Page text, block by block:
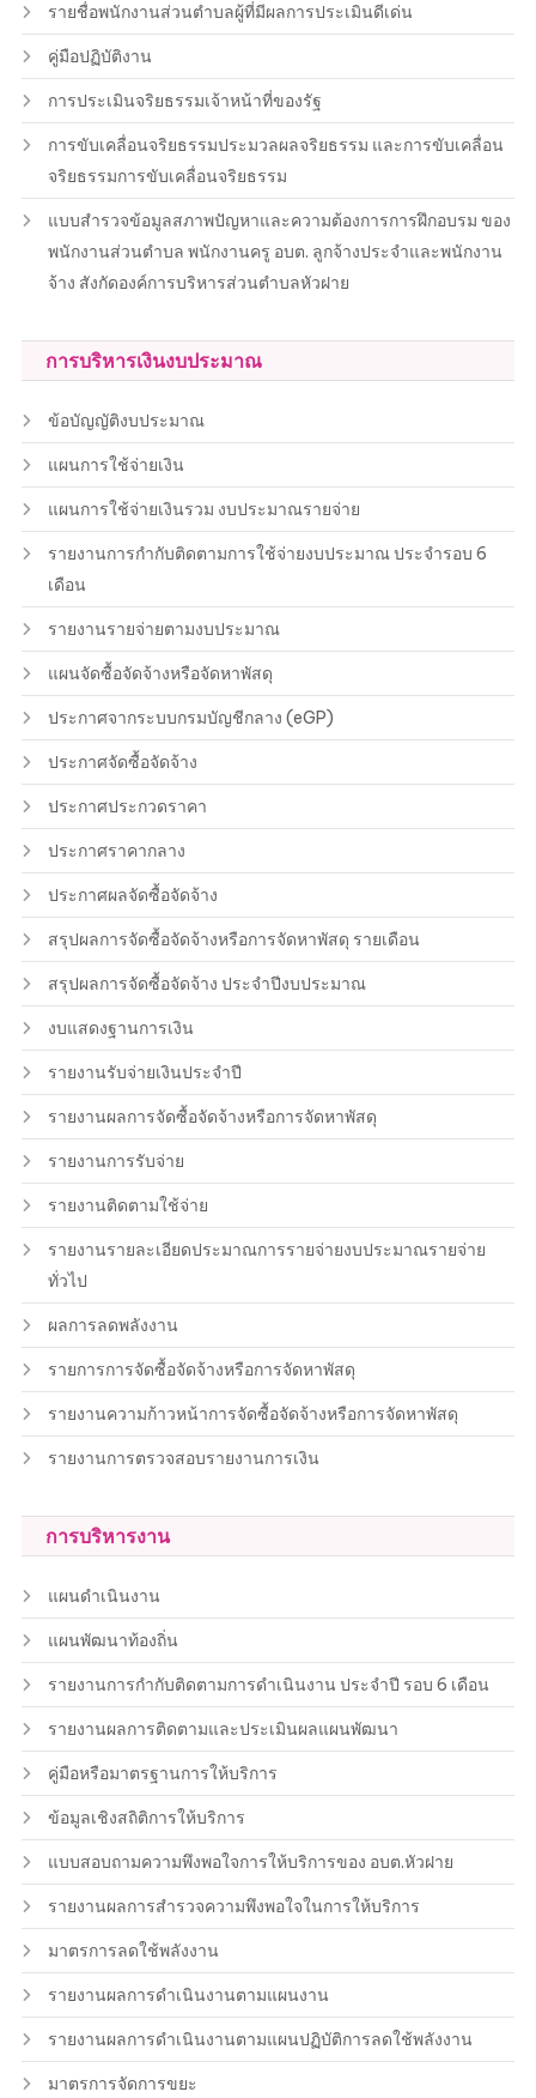
รายชื่อพนักงานส่วนตำบลผู้ที่มีผลการประเมินดีเด่น
คู่มือปฏิบัติงาน
การประเมินจริยธรรมเจ้าหน้าที่ของรัฐ
การขับเคลื่อนจริยธรรมประมวลผลจริยธรรม และการขับเคลื่อน
จริยธรรมการขับเคลื่อนจริยธรรม
แบบสำรวจข้อมูลสภาพปัญหาและความต้องการการฝึกอบรม ของ
พนักงานส่วนตำบล พนักงานครู อบต. ลูกจ้างประจำและพนักงาน
จ้าง สังกัดองค์การบริหารส่วนตำบลหัวฝาย
การบริหารเงินงบประมาณ
ข้อบัญญัติงบประมาณ
แผนการใช้จ่ายเงิน
แผนการใช้จ่ายเงินรวม งบประมาณรายจ่าย
รายงานการกำกับติดตามการใช้จ่ายงบประมาณ ประจำรอบ 6
เดือน
รายงานรายจ่ายตามงบประมาณ
แผนจัดซื้อจัดจ้างหรือจัดหาพัสดุ
ประกาศจากระบบกรมบัญชีกลาง (eGP)
ประกาศจัดซื้อจัดจ้าง
ประกาศประกวดราคา
ประกาศราคากลาง
ประกาศผลจัดซื้อจัดจ้าง
สรุปผลการจัดซื้อจัดจ้างหรือการจัดหาพัสดุ รายเดือน
สรุปผลการจัดซื้อจัดจ้าง ประจำปีงบประมาณ
งบแสดงฐานการเงิน
รายงานรับจ่ายเงินประจำปี
รายงานผลการจัดซื้อจัดจ้างหรือการจัดหาพัสดุ
รายงานการรับจ่าย
รายงานติดตามใช้จ่าย
รายงานรายละเอียดประมาณการรายจ่ายงบประมาณรายจ่าย
ทั่วไป
ผลการลดพลังงาน
รายการการจัดซื้อจัดจ้างหรือการจัดหาพัสดุ
รายงานความก้าวหน้าการจัดซื้อจัดจ้างหรือการจัดหาพัสดุ
รายงานการตรวจสอบรายงานการเงิน
การบริหารงาน
แผนดำเนินงาน
แผนพัฒนาท้องถิ่น
รายงานการกำกับติดตามการดำเนินงาน ประจำปี รอบ 6 เดือน
รายงานผลการติดตามและประเมินผลแผนพัฒนา
คู่มือหรือมาตรฐานการให้บริการ
ข้อมูลเชิงสถิติการให้บริการ
แบบสอบถามความพึงพอใจการให้บริการของ อบต.หัวฝาย
รายงานผลการสำรวจความพึงพอใจในการให้บริการ
มาตรการลดใช้พลังงาน
รายงานผลการดำเนินงานตามแผนงาน
รายงานผลการดำเนินงานตามแผนปฏิบัติการลดใช้พลังงาน
มาตรการจัดการขยะ